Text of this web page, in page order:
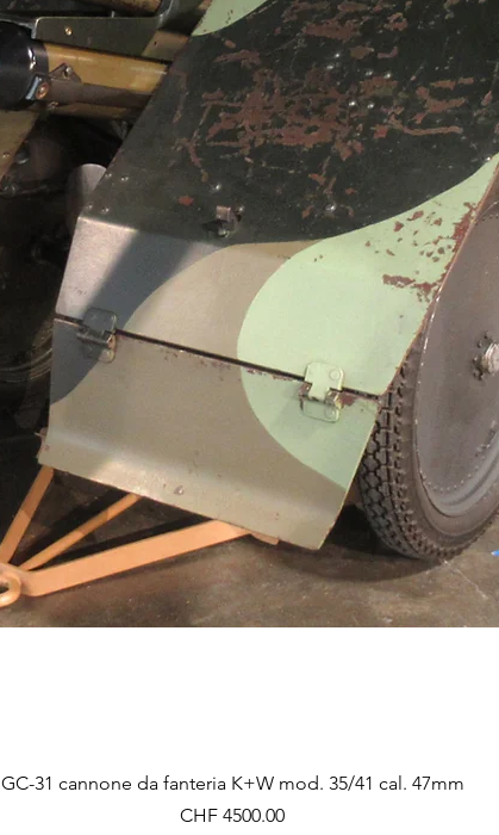
Vista rapida
GC-31 cannone da fanteria K+W mod. 35/41 cal. 47mm
Prezzo
CHF 4500.00